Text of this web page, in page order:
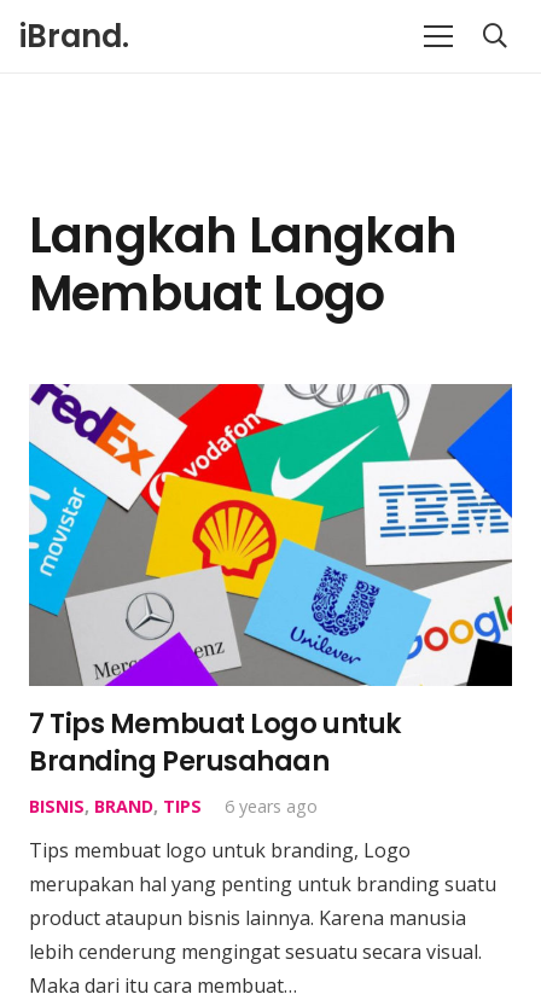
iBrand.
Langkah Langkah
Membuat Logo
7 Tips Membuat Logo untuk
Branding Perusahaan
BISNIS, BRAND, TIPS 6 years ago
Tips membuat logo untuk branding, Logo
merupakan hal yang penting untuk branding suatu
product ataupun bisnis lainnya. Karena manusia
lebih cenderung mengingat sesuatu secara visual.
Maka dari itu cara membuat…